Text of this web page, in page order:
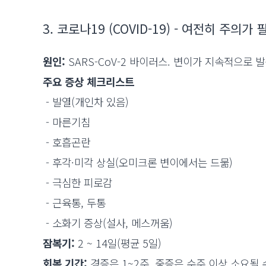
3. 코로나19 (COVID-19) - 여전히 주의가
원인: SARS-CoV-2 바이러스. 변이가 지속적으로
주요 증상 체크리스트
- 발열(개인차 있음)
- 마른기침
- 호흡곤란
- 후각·미각 상실(오미크론 변이에서는 드묾)
- 극심한 피로감
- 근육통, 두통
- 소화기 증상(설사, 메스꺼움)
잠복기: 2 ~ 14일(평균 5일)